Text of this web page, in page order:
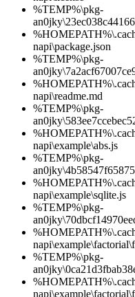
%TEMP%\pkg-
napi\package.json
%TEMP%\pkg-
napi\readme.md
%TEMP%\pkg-
napi\example\abs.js
%TEMP%\pkg-
napi\example\sqlite.js
%TEMP%\pkg-
%TEMP%\pkg-